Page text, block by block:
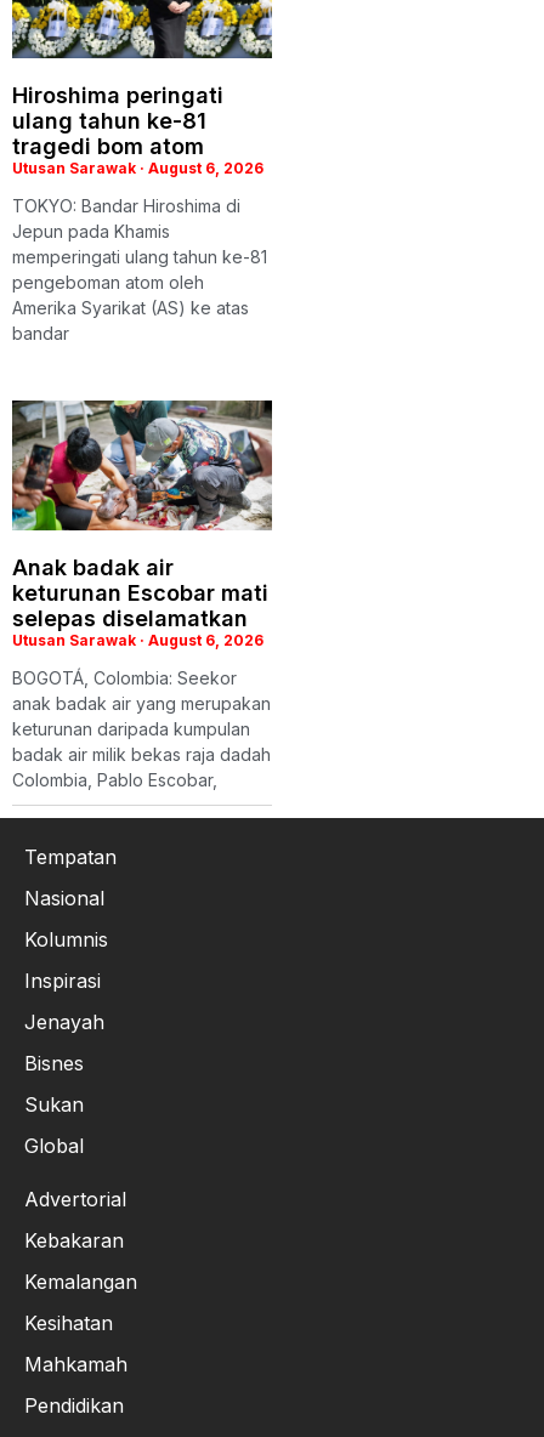
Hiroshima peringati
ulang tahun ke-81
tragedi bom atom
Utusan Sarawak August 6, 2026
TOKYO: Bandar Hiroshima di
Jepun pada Khamis
memperingati ulang tahun ke-81
pengeboman atom oleh
Amerika Syarikat (AS) ke atas
bandar
Anak badak air
keturunan Escobar mati
selepas diselamatkan
Utusan Sarawak August 6, 2026
BOGOTÁ, Colombia: Seekor
anak badak air yang merupakan
keturunan daripada kumpulan
badak air milik bekas raja dadah
Colombia, Pablo Escobar,
Tempatan
Nasional
Kolumnis
Inspirasi
Jenayah
Bisnes
Sukan
Global
Advertorial
Kebakaran
Kemalangan
Kesihatan
Mahkamah
Pendidikan